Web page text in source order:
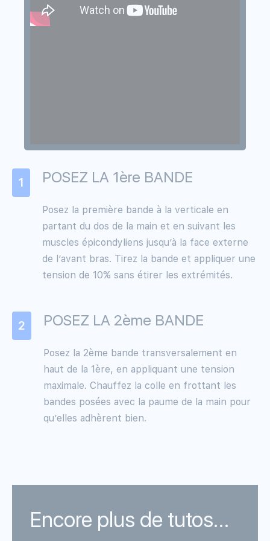
1 POSEZ LA 1ère BANDE
Posez la première bande à la verticale en
partant du dos de la main et en suivant les
muscles épicondyliens jusqu’à la face externe
de l’avant bras. Tirez la bande et appliquer une
tension de 10% sans étirer les extrémités.
2 POSEZ LA 2ème BANDE
Posez la 2ème bande transversalement en
haut de la 1ère, en appliquant une tension
maximale. Chauffez la colle en frottant les
bandes posées avec la paume de la main pour
qu’elles adhèrent bien.
Encore plus de tutos...